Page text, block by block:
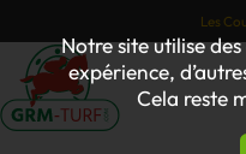
Notre site utilise
expérience,
Cela reste
Les